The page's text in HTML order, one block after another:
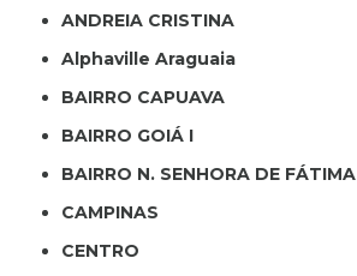
ANDREIA CRISTINA
Alphaville Araguaia
BAIRRO CAPUAVA
BAIRRO GOIÁ I
BAIRRO N. SENHORA DE FÁTIMA
CAMPINAS
CENTRO